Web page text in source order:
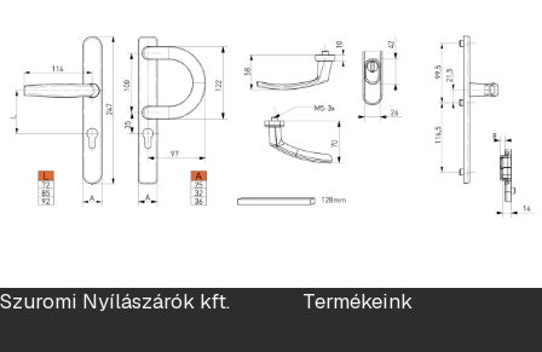
Szuromi Nyílászárók kft. Termékeink